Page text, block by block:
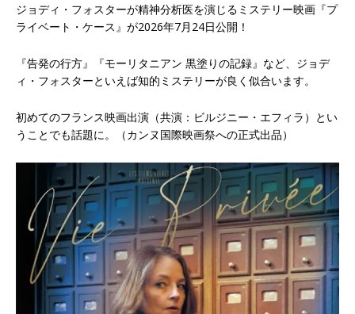
ジョディ・フォスターが精神分析医を演じるミステリー映画『プ
ライベート・ケース』が2026年7月24日公開！
『告発の行方』『モーリタニアン 黒塗りの記録』など、ジョデ
ィ・フォスターといえば知的ミステリーが良く似合います。
初めてのフランス映画出演（共演：ビルジニー・エフィラ）とい
うことでも話題に。（カンヌ国際映画祭への正式出品）